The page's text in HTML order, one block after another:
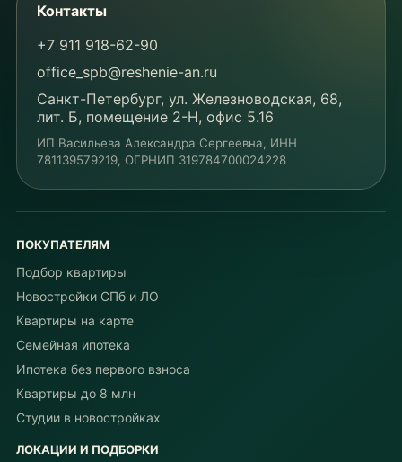
Контакты
+7 911 918-62-90
office_spb@reshenie-an.ru
Санкт-Петербург, ул. Железноводская, 68,
лит. Б, помещение 2-Н, офис 5.16
ИП Васильева Александра Сергеевна, ИНН
781139579219, ОГРНИП 319784700024228
ПОКУПАТЕЛЯМ
Подбор квартиры
Новостройки СПб и ЛО
Квартиры на карте
Семейная ипотека
Ипотека без первого взноса
Квартиры до 8 млн
Студии в новостройках
ЛОКАЦИИ И ПОДБОРКИ